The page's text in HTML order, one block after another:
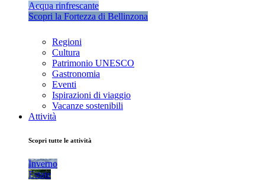
Acqua rinfrescante
Scopri la Fortezza di Bellinzona
Regioni
Cultura
Patrimonio UNESCO
Gastronomia
Eventi
Ispirazioni di viaggio
Vacanze sostenibili
Attività
Scopri tutte le attività
Inverno
Estate